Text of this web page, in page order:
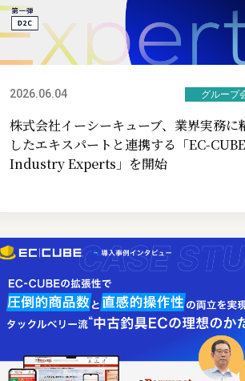
2026.06.04 グループ
株式会社イーシーキューブ、業界実務に
したエキスパートと連携する「EC-CUBE
Industry Experts」を開始